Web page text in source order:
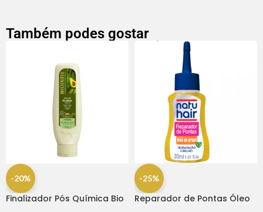
Também podes gostar
-20%
Finalizador Pós Química Bio
-25%
Reparador de Pontas Óleo